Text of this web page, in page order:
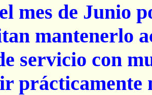
mes de Junio
mantenerlo
servicio con
prácticamente